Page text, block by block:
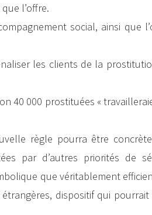
l’offre.
social, ainsi que
les clients de la
40 000 prostituées «
règle pourra être
par d’autres priorités de
que véritablement
dispositif qui